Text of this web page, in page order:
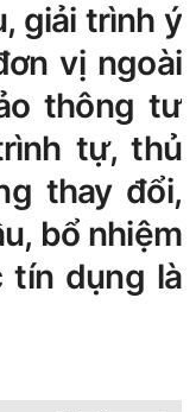
giải trình ý
vị ngoài
thông tư
tự, thủ
thay đổi,
bổ nhiệm
tín dụng là